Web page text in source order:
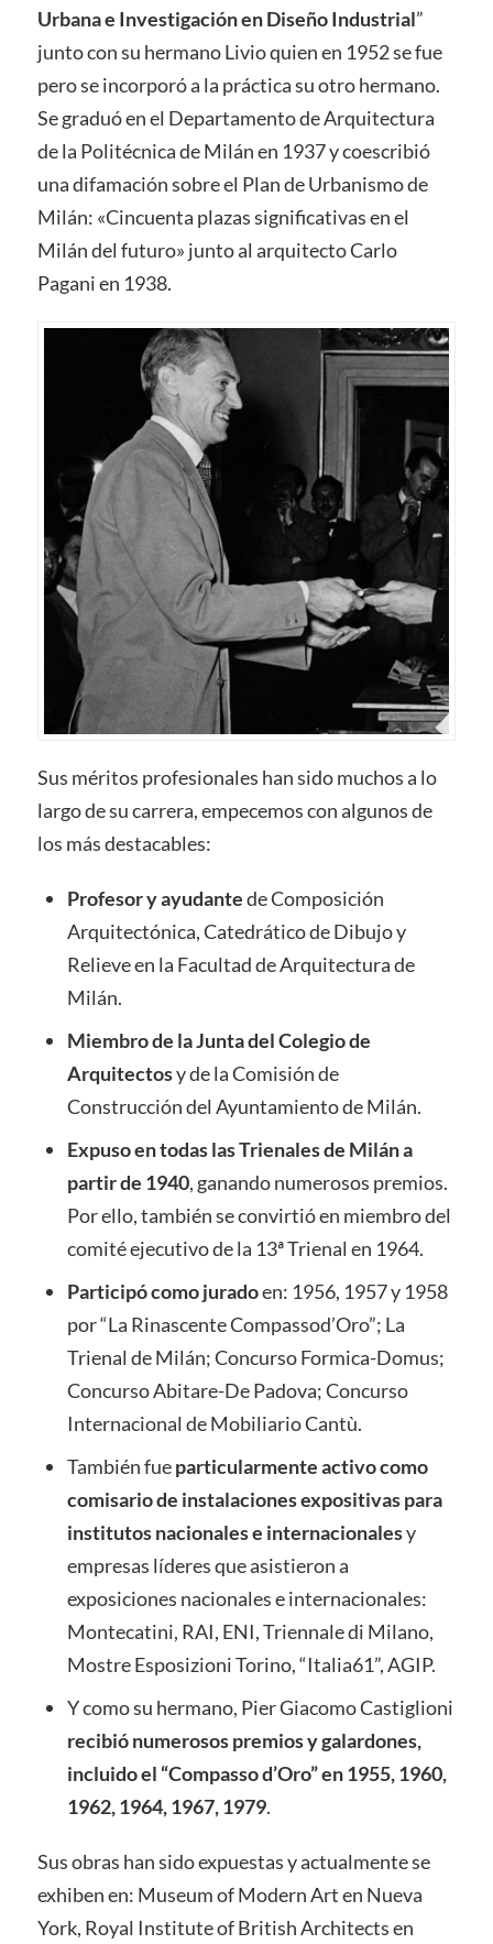
Urbana e Investigación en Diseño Industrial”
junto con su hermano Livio quien en 1952 se fue
pero se incorporó a la práctica su otro hermano.
Se graduó en el Departamento de Arquitectura
de la Politécnica de Milán en 1937 y coescribió
una difamación sobre el Plan de Urbanismo de
Milán: «Cincuenta plazas significativas en el
Milán del futuro» junto al arquitecto Carlo
Pagani en 1938.
Sus méritos profesionales han sido muchos a lo
largo de su carrera, empecemos con algunos de
los más destacables:
Profesor y ayudantede Composición
Arquitectónica, Catedrático de Dibujo y
Relieve en la Facultad de Arquitectura de
Milán.
Miembro de la Junta del Colegio de
Arquitectosy de la Comisión de
Construcción del Ayuntamiento de Milán.
Expuso en todas las Trienales de Milán a
partir de 1940, ganando numerosos premios.
Por ello, también se convirtió en miembro del
comité ejecutivo de la 13ª Trienal en 1964.
Participó como juradoen: 1956, 1957 y 1958
por “La Rinascente Compassod’Oro”; La
Trienal de Milán; Concurso Formica-Domus;
Concurso Abitare-De Padova; Concurso
Internacional de Mobiliario Cantù.
También fueparticularmente activo como
comisario de instalaciones expositivas para
institutos nacionales e internacionalesy
empresas líderes que asistieron a
exposiciones nacionales e internacionales:
Montecatini, RAI, ENI, Triennale di Milano,
Mostre Esposizioni Torino, “Italia61”, AGIP.
Y como su hermano, Pier Giacomo Castiglioni
recibió numerosos premios y galardones,
incluido el “Compasso d’Oro” en 1955, 1960,
1962, 1964, 1967, 1979.
Sus obras han sido expuestas y actualmente se
exhiben en: Museum of Modern Art en Nueva
York, Royal Institute of British Architects en